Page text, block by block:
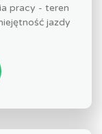
pracy - teren
jazdy